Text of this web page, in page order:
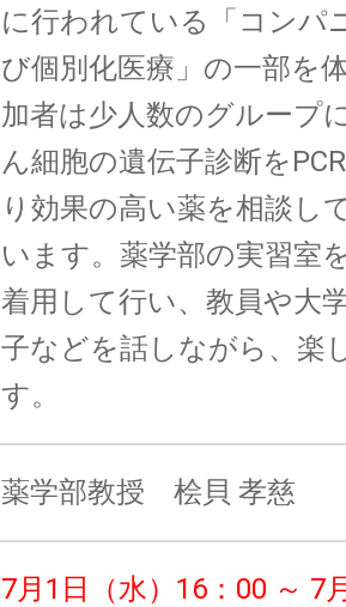
に行われている「コンパ
び個別化医療」の一部を
加者は少人数のグループ
ん細胞の遺伝子診断を
り効果の高い薬を相談し
います。薬学部の実習室
着用して行い、教員や大
子などを話しながら、楽
す。
薬学部教授 桧貝 孝慈
7月1日（水）16：00 ～ 7